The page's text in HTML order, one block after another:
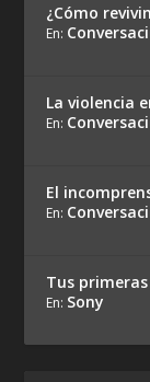
¿Cómo
En:
La violencia
En:
El
En:
Tus
En: Sony